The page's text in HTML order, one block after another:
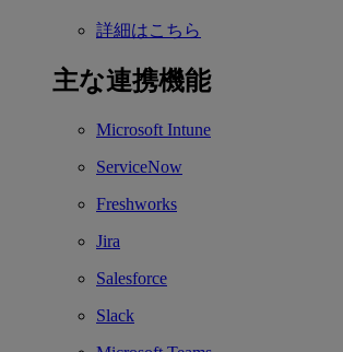
詳細はこちら
主な連携機能
Microsoft Intune
ServiceNow
Freshworks
Jira
Salesforce
Slack